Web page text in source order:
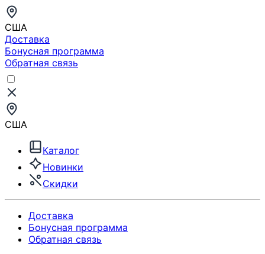
США
Доставка
Бонусная программа
Обратная связь
США
Каталог
Новинки
Скидки
Доставка
Бонусная программа
Обратная связь